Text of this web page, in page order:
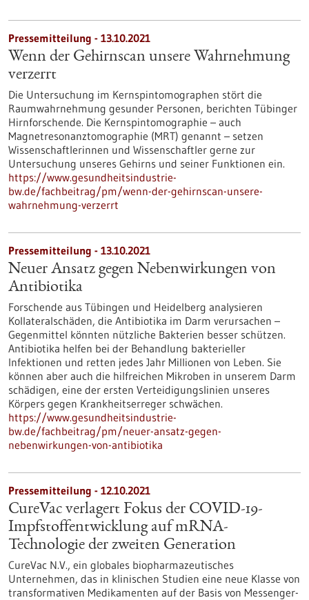
Pressemitteilung - 13.10.2021
Wenn der Gehirnscan unsere Wahrnehmung
verzerrt
Die Untersuchung im Kernspintomographen stört die
Raumwahrnehmung gesunder Personen, berichten Tübinger
Hirnforschende. Die Kernspintomographie – auch
Magnetresonanztomographie (MRT) genannt – setzen
Wissenschaftlerinnen und Wissenschaftler gerne zur
Untersuchung unseres Gehirns und seiner Funktionen ein.
https://www.gesundheitsindustrie-
bw.de/fachbeitrag/pm/wenn-der-gehirnscan-unsere-
wahrnehmung-verzerrt
Pressemitteilung - 13.10.2021
Neuer Ansatz gegen Nebenwirkungen von
Antibiotika
Forschende aus Tübingen und Heidelberg analysieren
Kollateralschäden, die Antibiotika im Darm verursachen –
Gegenmittel könnten nützliche Bakterien besser schützen.
Antibiotika helfen bei der Behandlung bakterieller
Infektionen und retten jedes Jahr Millionen von Leben. Sie
können aber auch die hilfreichen Mikroben in unserem Darm
schädigen, eine der ersten Verteidigungslinien unseres
Körpers gegen Krankheitserreger schwächen.
https://www.gesundheitsindustrie-
bw.de/fachbeitrag/pm/neuer-ansatz-gegen-
nebenwirkungen-von-antibiotika
Pressemitteilung - 12.10.2021
CureVac verlagert Fokus der COVID-19-
Impfstoffentwicklung auf mRNA-
Technologie der zweiten Generation
CureVac N.V., ein globales biopharmazeutisches
Unternehmen, das in klinischen Studien eine neue Klasse von
transformativen Medikamenten auf der Basis von Messenger-